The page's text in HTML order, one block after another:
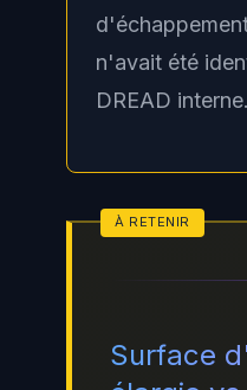
n'avait été
DREAD interne.
Surface